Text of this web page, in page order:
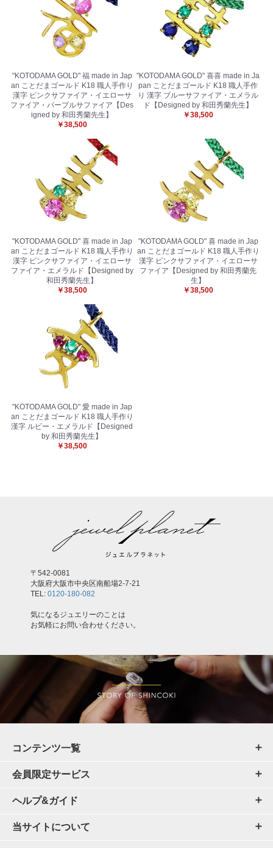
"KOTODAMA GOLD" 福 made in Jap
an ことだまゴールド K18 職人手作り
漢字 ピンクサファイア・イエローサ
ファイア・パープルサファイア【Des
igned by 和田秀蘭先生】
￥38,500
"KOTODAMA GOLD" 喜喜 made in Ja
pan ことだまゴールド K18 職人手作
り 漢字 ブルーサファイア・エメラル
ド【Designed by 和田秀蘭先生】
￥38,500
"KOTODAMA GOLD" 喜 made in Jap
an ことだまゴールド K18 職人手作り
漢字 ピンクサファイア・イエローサ
ファイア・エメラルド【Designed by
和田秀蘭先生】
￥38,500
"KOTODAMA GOLD" 喜 made in Jap
an ことだまゴールド K18 職人手作り
漢字 ピンクサファイア・イエローサ
ファイア【Designed by 和田秀蘭先
生】
￥38,500
"KOTODAMA GOLD" 愛 made in Jap
an ことだまゴールド K18 職人手作り
漢字 ルビー・エメラルド【Designed
by 和田秀蘭先生】
￥38,500
〒542-0081
大阪府大阪市中央区南船場2-7-21
TEL: 0120-180-082
気になるジュエリーのことは
お気軽にお問い合わせください。
コンテンツ一覧
会員限定サービス
ヘルプ&ガイド
当サイトについて